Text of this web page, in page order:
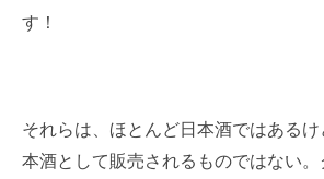
す！
それらは、ほとんど日本酒ではある
本酒として販売されるものではない。